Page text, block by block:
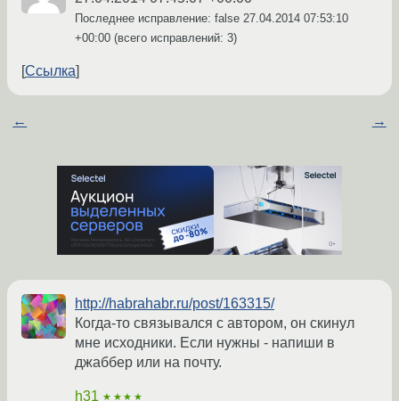
Последнее исправление: false 27.04.2014 07:53:10
+00:00 (всего исправлений: 3)
Ссылка
← →
http://habrahabr.ru/post/163315/
Когда-то связывался с автором, он скинул
мне исходники. Если нужны - напиши в
джаббер или на почту.
h31 ★★★★